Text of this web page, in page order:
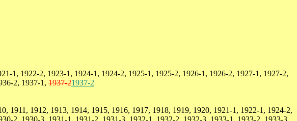
1, 1922-2, 1923-1, 1924-1, 1924-2, 1925-1, 1925-2, 1926-1, 1926-2, 1927-1, 1927-2,
2, 1937-1, 1937-21937-2
1911, 1912, 1913, 1914, 1915, 1916, 1917, 1918, 1919, 1920, 1921-1, 1922-1, 1924-2,
2, 1930-3, 1931-1, 1931-2, 1931-3, 1932-1, 1932-2, 1932-3, 1933-1, 1933-2, 1933-3,